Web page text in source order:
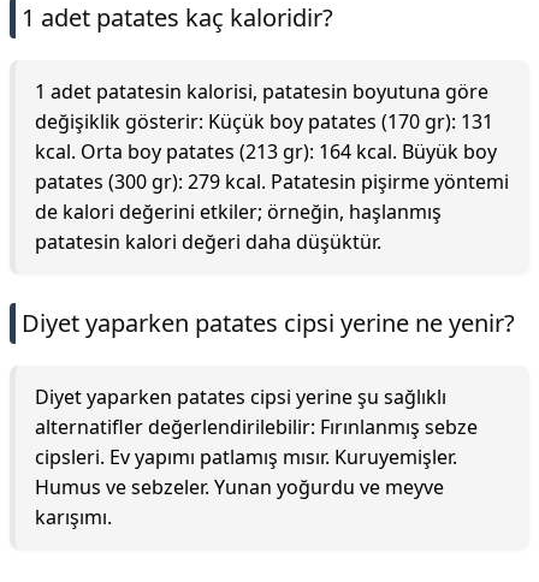
1 adet patates kaç kaloridir?
1 adet patatesin kalorisi, patatesin boyutuna göre
değişiklik gösterir: Küçük boy patates (170 gr): 131
kcal. Orta boy patates (213 gr): 164 kcal. Büyük boy
patates (300 gr): 279 kcal. Patatesin pişirme yöntemi
de kalori değerini etkiler; örneğin, haşlanmış
patatesin kalori değeri daha düşüktür.
Diyet yaparken patates cipsi yerine ne yenir?
Diyet yaparken patates cipsi yerine şu sağlıklı
alternatifler değerlendirilebilir: Fırınlanmış sebze
cipsleri. Ev yapımı patlamış mısır. Kuruyemişler.
Humus ve sebzeler. Yunan yoğurdu ve meyve
karışımı.